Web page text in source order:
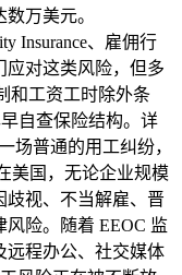
万美元。
Insurance、雇佣行
应对这类风险，但多
和工资工时除外条
自查保险结构。详
场普通的用工纠纷，
美国，无论企业规模
歧视、不当解雇、晋
险。随着 EEOC 监
远程办公、社交媒体